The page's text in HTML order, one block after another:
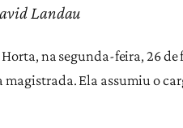
Landau
na segunda-feira, 26 de
Ela assumiu o